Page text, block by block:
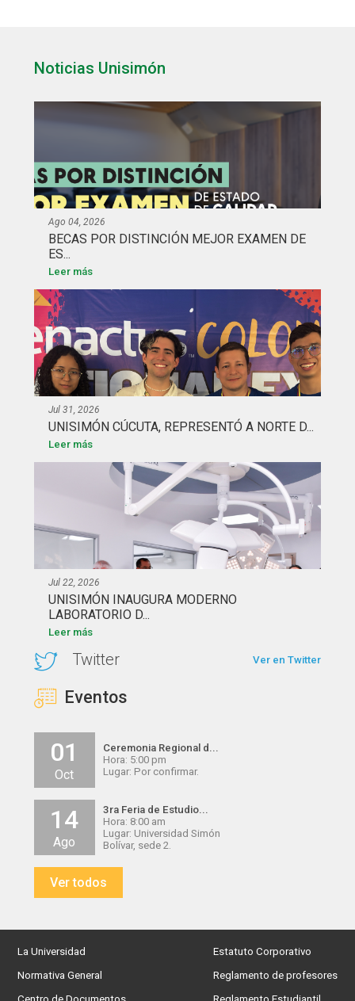
Noticias Unisimón
Ago 04, 2026
BECAS POR DISTINCIÓN MEJOR EXAMEN DE
ES...
Leer más
Jul 31, 2026
UNISIMÓN CÚCUTA, REPRESENTÓ A NORTE D...
Leer más
Jul 22, 2026
UNISIMÓN INAUGURA MODERNO
LABORATORIO D...
Leer más
Twitter Ver en Twitter
Eventos
01
Oct
Ceremonia Regional d...
Hora: 5:00 pm
Lugar: Por confirmar.
14
Ago
3ra Feria de Estudio...
Hora: 8:00 am
Lugar: Universidad Simón
Bolívar, sede 2.
Ver todos
La Universidad
Normativa General
Estatuto Corporativo
Reglamento de profesores